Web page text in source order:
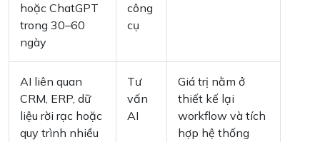
hoặc ChatGPT
trong 30–60
ngày
công
cụ
AI liên quan
CRM, ERP, dữ
liệu rời rạc hoặc
quy trình nhiều
Tư
vấn
AI
Giá trị nằm ở
thiết kế lại
workflow và tích
hợp hệ thống